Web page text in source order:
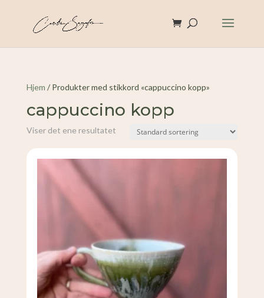
Hjem / Produkter med stikkord «cappuccino kopp»
cappuccino kopp
Viser det ene resultatet